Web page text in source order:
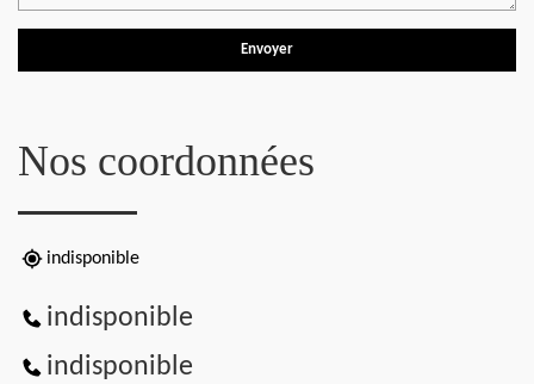
Nos coordonnées
indisponible
indisponible
indisponible